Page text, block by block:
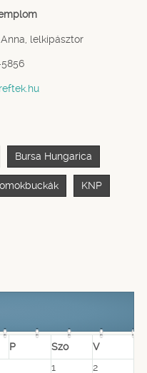
lelkipásztor
Bursa Hungarica
KNP
P Szo
V
1
2